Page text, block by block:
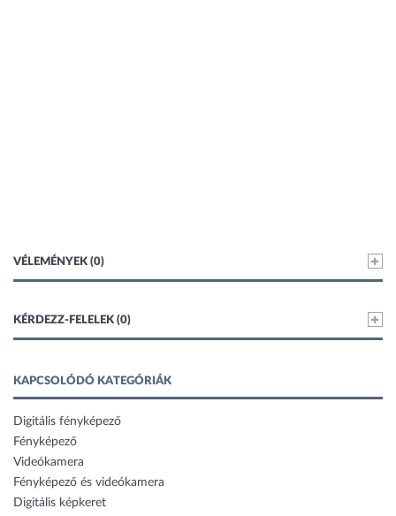
VÉLEMÉNYEK (0)
KÉRDEZZ-FELELEK (0)
KAPCSOLÓDÓ KATEGÓRIÁK
Digitális fényképező
Fényképező
Videókamera
Fényképező és videókamera
Digitális képkeret